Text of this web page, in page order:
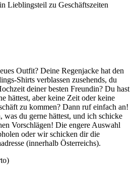
Lieblingsteil zu Geschäftszeiten
Outfit? Deine Regenjacke hat den
Shirts verblassen zusehends, du
deiner besten Freundin? Du hast
hättest, aber keine Zeit oder keine
zu kommen? Dann ruf einfach an!
was du gerne hättest, und ich schicke
Vorschlägen! Die engere Auswahl
oder wir schicken dir die
(innerhalb Österreichs).